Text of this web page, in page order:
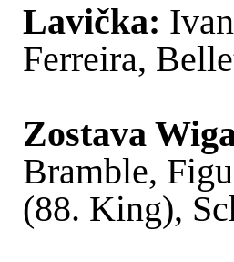
Lavička:
Ferreira,
Zostava
Bramble,
(88. King),